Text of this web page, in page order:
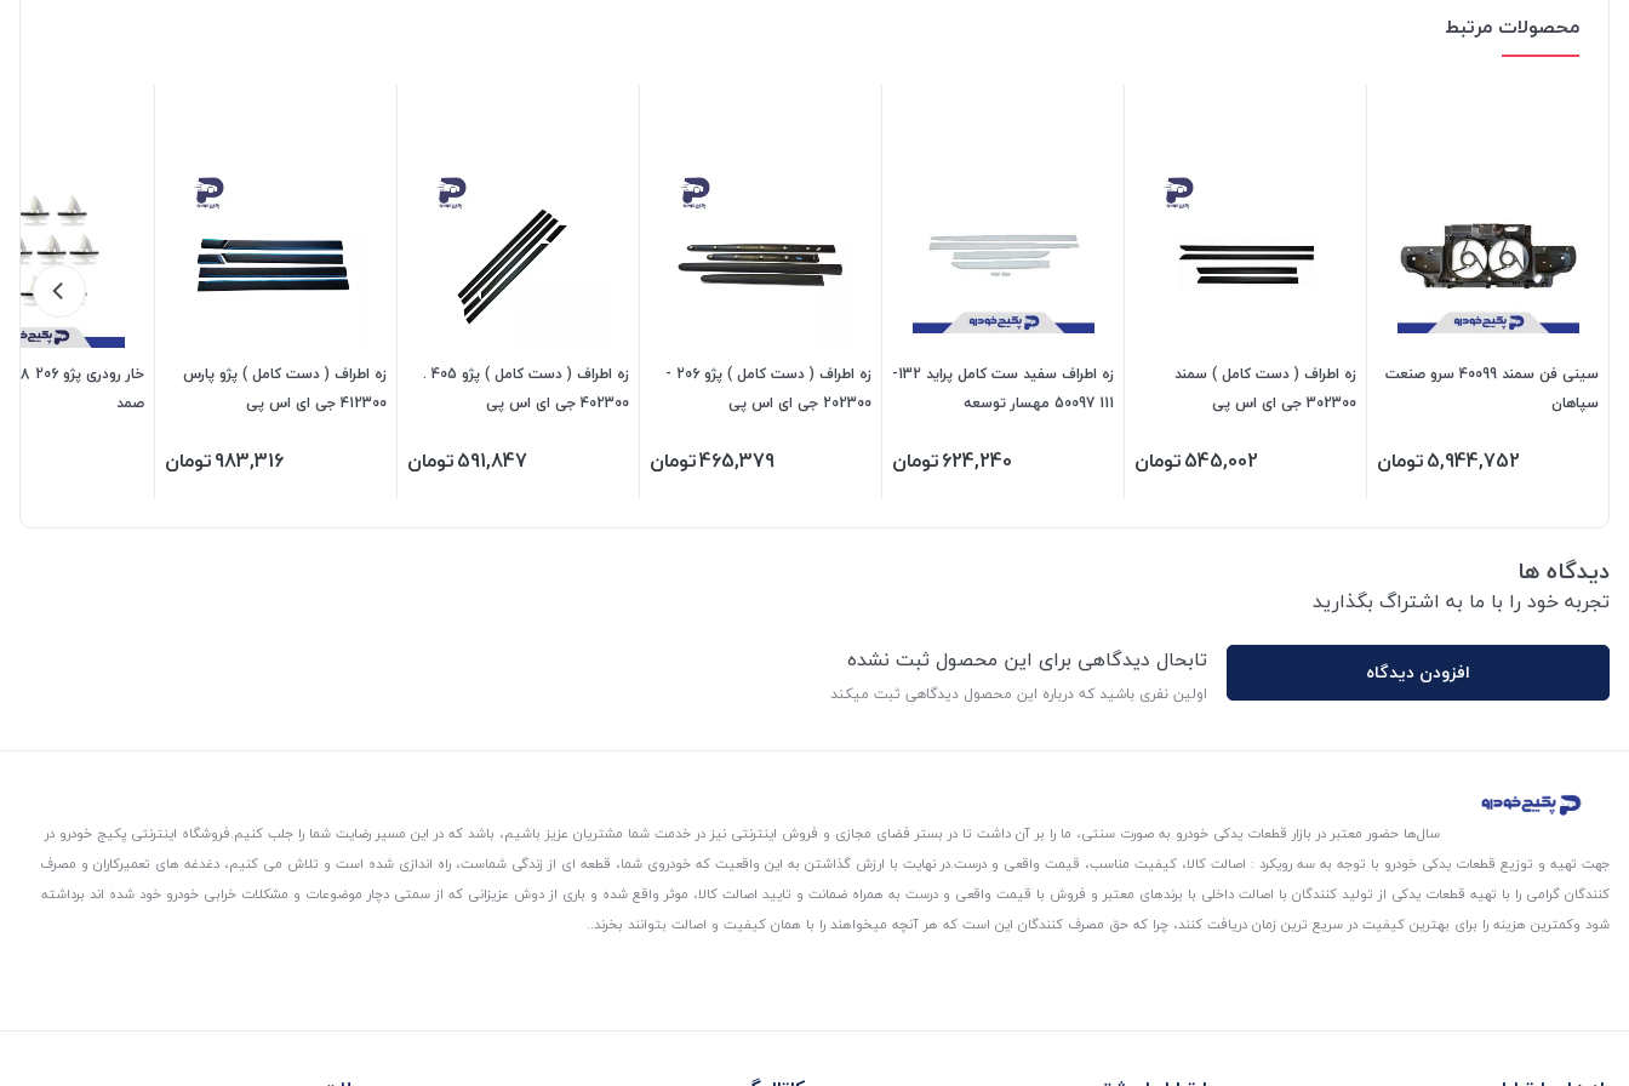
محصولات مرتبط
سینی فن سمند 40099 سرو صنعت
سپاهان
5,944,752تومان
زه اطراف ( دست کامل ) سمند
302300 جی ای اس پی
545,002تومان
زه اطراف سفید ست کامل پراید 132-
111 50097 مهسار توسعه
624,240تومان
زه اطراف ( دست کامل ) پژو 206 -
202300 جی ای اس پی
465,379تومان
زه اطراف ( دست کامل ) پژو 405 .
402300 جی ای اس پی
591,847تومان
زه اطراف ( دست کامل ) پژو پارس
412300 جی ای اس پی
983,316تومان
صمد
دیدگاه ها
تجربه خود را با ما به اشتراگ بگذارید
افزودن دیدگاه تابحال دیدگاهی برای این محصول ثبت نشده
اولین نفری باشید که درباره این محصول دیدگاهی ثبت میکند
سال‌ها حضور معتبر در بازار قطعات یدکی خودرو به صورت سنتی، ما را بر آن داشت تا در بستر فضای مجازی و فروش اینترنتی نیز در خدمت شما مشتریان عزیز باشیم، باشد که در این مسیر رضایت شما را جلب کنیم.فروشگاه اینترنتی پکیج خودرو در
جهت تهیه و توزیع قطعات یدکی خودرو با توجه به سه رویکرد : اصالت کالا، کیفیت مناسب، قیمت واقعی و درست.در نهایت با ارزش گذاشتن به این واقعیت که خودروی شما، قطعه ای از زندگی شماست، راه اندازی شده است و تلاش می کنیم، دغدغه های تعمیرکاران و مصرف
کنندگان گرامی را با تهیه قطعات یدکی از تولید کنندگان با اصالت داخلی با برندهای معتبر و فروش با قیمت واقعی و درست به همراه ضمانت و تایید اصالت کالا، موثر واقع شده و باری از دوش عزیزانی که از سمتی دچار موضوعات و مشکلات خرابی خودرو خود شده اند برداشته
شود و‌کمترین هزینه را برای بهترین کیفیت در سریع ترین زمان دریافت کنند، چرا که حق مصرف کنندگان این است که هر آنچه میخواهند را با همان کیفیت و اصالت بتوانند بخرند..